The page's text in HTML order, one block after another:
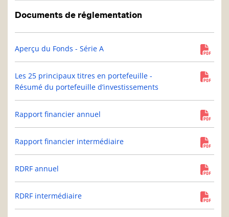
Documents de réglementation
Aperçu du Fonds - Série A
Les 25 principaux titres en portefeuille -
Résumé du portefeuille d’investissements
Rapport financier annuel
Rapport financier intermédiaire
RDRF annuel
RDRF intermédiaire